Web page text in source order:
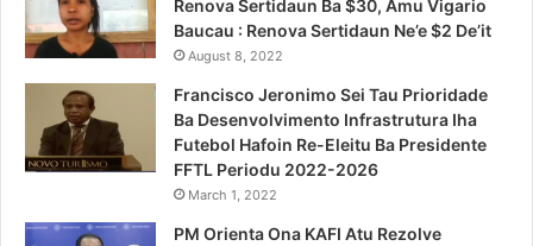
Renova Sertidaun Ba $30, Amu Vigario
Baucau : Renova Sertidaun Ne’e $2 De’it
August 8, 2022
Francisco Jeronimo Sei Tau Prioridade
Ba Desenvolvimento Infrastrutura Iha
Futebol Hafoin Re-Eleitu Ba Presidente
FFTL Periodu 2022-2026
March 1, 2022
PM Orienta Ona KAFI Atu Rezolve